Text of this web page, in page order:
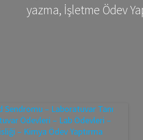
yazma, İşletme Ödev